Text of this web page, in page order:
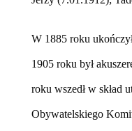
W 1885 roku
1905 roku był
roku wszedł w skład
Obywatelskiego